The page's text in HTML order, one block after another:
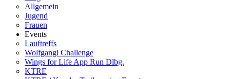
Allgemein
Jugend
Frauen
Events
Lauftreffs
Wolfgangi Challenge
Wings for Life App Run Dlbg.
KTRE